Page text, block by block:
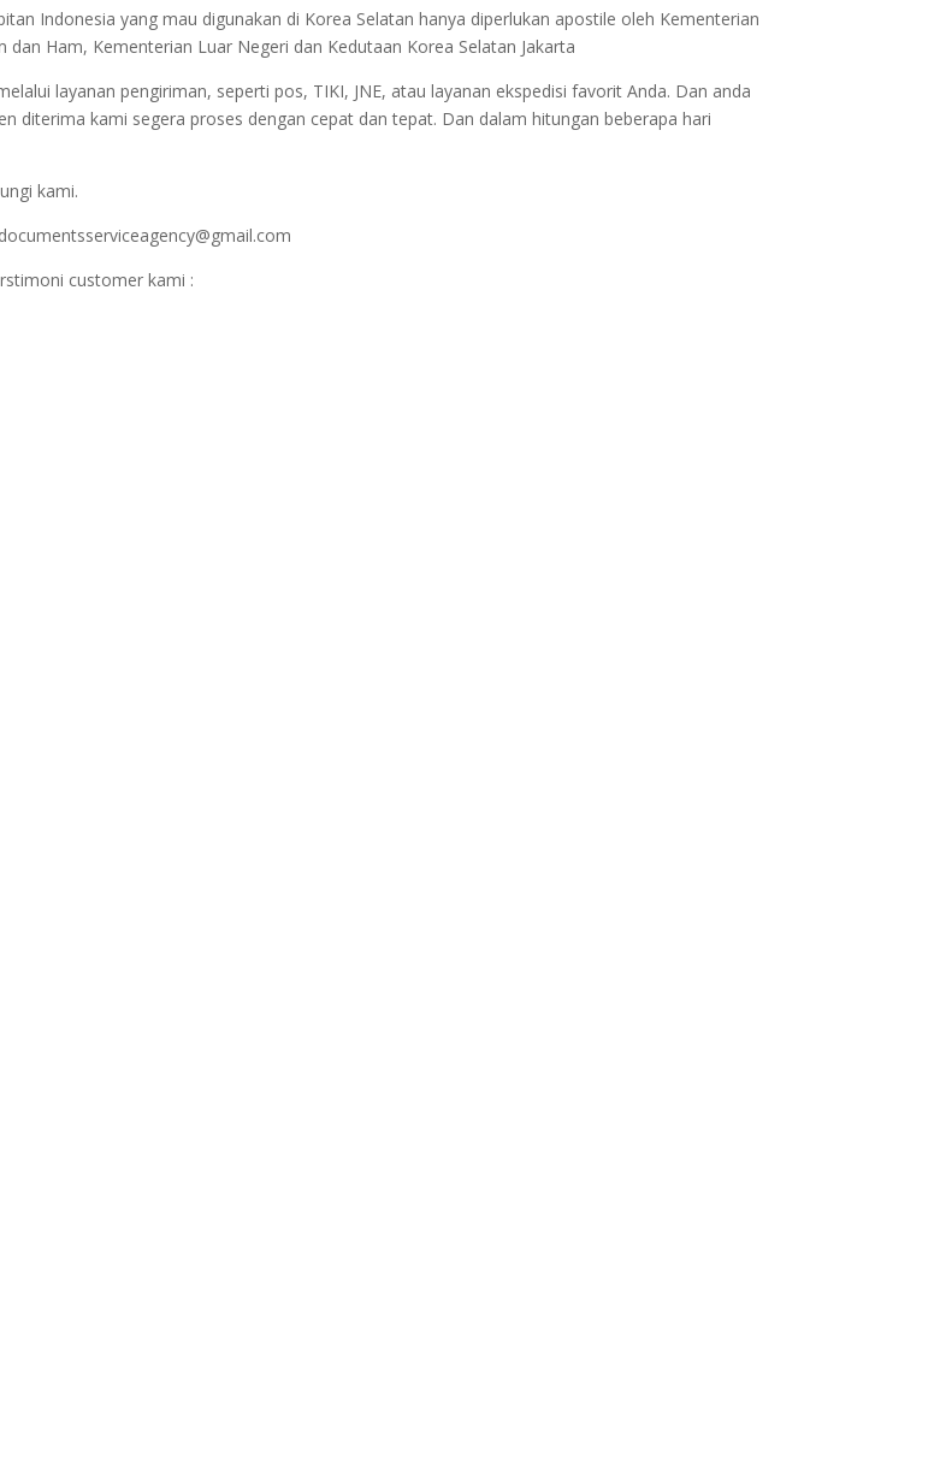
Indonesia yang mau digunakan di Korea Selatan hanya diperlukan apostile oleh Kementerian
Ham, Kementerian Luar Negeri dan Kedutaan Korea Selatan Jakarta
layanan pengiriman, seperti pos, TIKI, JNE, atau layanan ekspedisi favorit Anda. Dan anda
diterima kami segera proses dengan cepat dan tepat. Dan dalam hitungan beberapa hari
kami.
customer kami :